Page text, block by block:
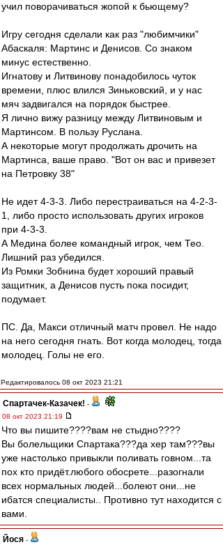
учил поворачиваться жопой к бьющему?
Игру сегодня сделали как раз "любимчики"
Абаскаля: Мартинс и Денисов. Со знаком
минус естественно.
Игнатову и Литвинову понадобилось чуток
времени, плюс влился Зиньковский, и у нас
мяч задвигался на порядок быстрее.
Я лично вижу разницу между Литвиновым и
Мартинсом. В пользу Руслана.
А некоторые могут продолжать дрочить на
Мартинса, ваше право. "Вот он вас и привезет
на Петровку 38"
Не идет 4-3-3. Либо перестраиваться на 4-2-3-
1, либо просто использовать других игроков
при 4-3-3.
А Медина более командный игрок, чем Тео.
Лишний раз убедился.
Из Ромки Зобнина будет хороший правый
защитник, а Денисов пусть пока посидит,
подумает.
ПС. Да, Макси отличный матч провел. Не надо
на него сегодня гнать. Вот когда молодец, тогда
молодец. Голы не его.
Редактировалось 08 окт 2023 21:21
Спартачек-Казачек! -
08 окт 2023 21:19
Что вы пишите????вам не стыдно????
Вы болельщики Спартака???да хер там???вы
уже настолько привыкли поливать говном...та
пох кто придёт.любого обосрете...разогнали
всех нормальных людей...болеют они...не
ибатся специалисты.. Противно тут находится с
вами.
Йося -